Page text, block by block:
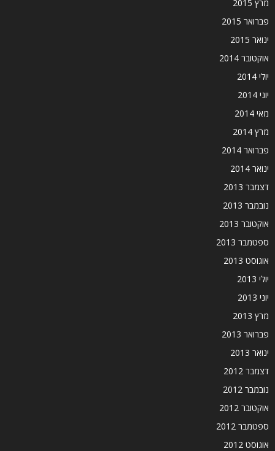
מרץ 2015
פברואר 2015
ינואר 2015
אוקטובר 2014
יולי 2014
יוני 2014
מאי 2014
מרץ 2014
פברואר 2014
ינואר 2014
דצמבר 2013
נובמבר 2013
אוקטובר 2013
ספטמבר 2013
אוגוסט 2013
יולי 2013
יוני 2013
מרץ 2013
פברואר 2013
ינואר 2013
דצמבר 2012
נובמבר 2012
אוקטובר 2012
ספטמבר 2012
אוגוסט 2012